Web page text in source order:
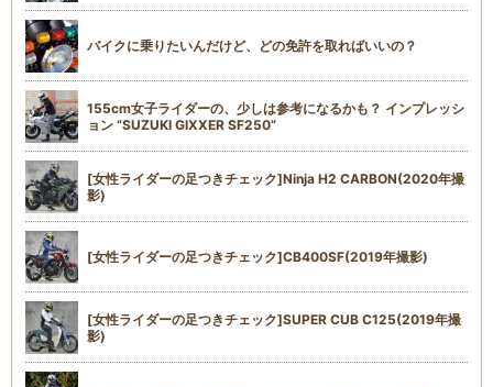
バイクに乗りたいんだけど、どの免許を取ればいいの？
155cm女子ライダーの、少しは参考になるかも？ インプレッシ
ョン “SUZUKI GIXXER SF250”
[女性ライダーの足つきチェック]Ninja H2 CARBON(2020年撮
影)
[女性ライダーの足つきチェック]CB400SF(2019年撮影)
[女性ライダーの足つきチェック]SUPER CUB C125(2019年撮
影)